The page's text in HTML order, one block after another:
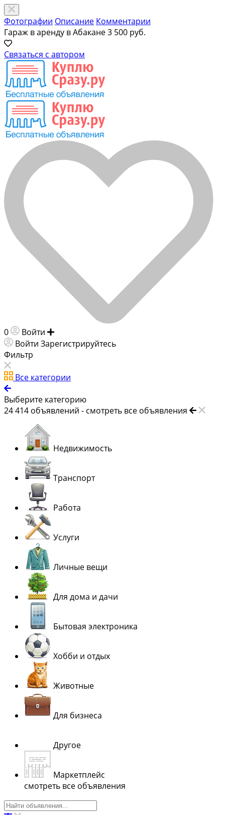
Фотографии Описание Комментарии
Гараж в аренду в Абакане3 500 руб.
Связаться с автором
0 Войти
Войти Зарегистрируйтесь
Фильтр
Все категории
Выберите категорию
24 414 объявлений - смотреть все объявления
Недвижимость
Транспорт
Работа
Услуги
Личные вещи
Для дома и дачи
Бытовая электроника
Хобби и отдых
Животные
Для бизнеса
Другое
Маркетплейс
смотреть все объявления